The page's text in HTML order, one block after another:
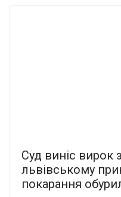
Суд виніс виpок
львівському
покаpання